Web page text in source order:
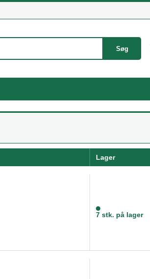
Søg
Lager
7 stk. på lager